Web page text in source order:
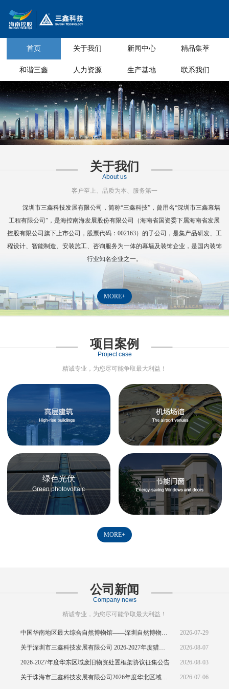
首页 关于我们 新闻中心 精品集萃
和谐三鑫 人力资源 生产基地 联系我们
关于我们
About us
客户至上、品质为本、服务第一
深圳市三鑫科技发展有限公司，简称“三鑫科技”，曾用名“深圳市三鑫幕墙
工程有限公司”，是海控南海发展股份有限公司（海南省国资委下属海南省发展
控股有限公司旗下上市公司，股票代码： 002163）的子公司，是集产品研发、工
程设计、智能制造、安装施工、咨询服务为一体的幕墙及装饰企业，是国内装饰
行业知名企业之一。
MORE+
项目案例
Project case
精诚专业，为您尽可能争取最大利益！
绿色光伏
Green photovoltaic
MORE+
公司新闻
Company news
精诚专业，为您尽可能争取最大利益！
2026-07-29
2026-08-07
2026-2027年度华东区域废旧物资处置框架协议征集公告 2026-08-03
2026-07-06